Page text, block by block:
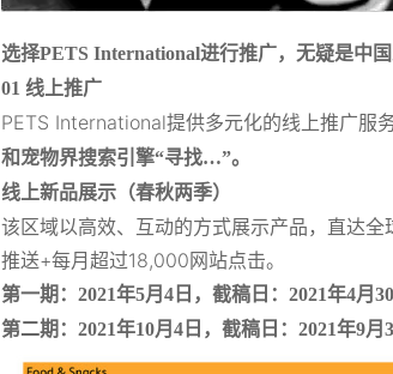
选择PETS International进行推广，无疑是中
01 线上推广
PETS International提供多元化的线上推广服务
和宠物界搜索引擎“寻找…”。
线上新品展示（春秋两季）
该区域以高效、互动的方式展示产品，直达
推送+每月超过18,000网站点击。
第一期：2021年5月4日，截稿日：2021年4月30
第二期：2021年10月4日，截稿日：2021年9月